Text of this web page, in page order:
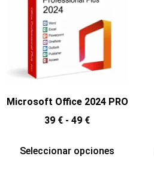
Microsoft Office 2024 PRO
39 € - 49 €
Seleccionar opciones